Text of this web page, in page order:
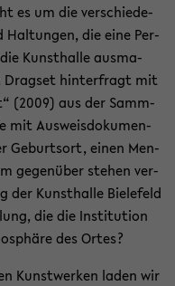
es um die ver­schie­de­
Hal­tun­gen, die eine Per­
Kunst­hal­le aus­ma­
Drags­et hin­ter­fragt mit
(2009) aus der Samm­
mit Aus­weis­do­ku­men­
Ge­burts­ort, einen Men­
ge­gen­über ste­hen ver­
der Kunst­hal­le Bie­le­feld
die die In­sti­tu­ti­on
des Ortes?
Kunst­wer­ken laden wir